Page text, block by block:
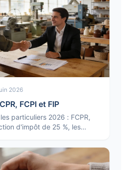
2026
FCPI et FIP
particuliers 2026 : FCPR,
d'impôt de 25 %, les